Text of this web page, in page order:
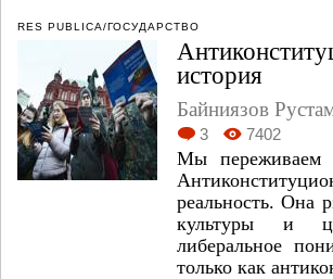
RES PUBLICA/ГОСУДАРСТВО
история
Байниязов
3 7402
Мы переживаем
реальность. Она
культуры и
либеральное
только как